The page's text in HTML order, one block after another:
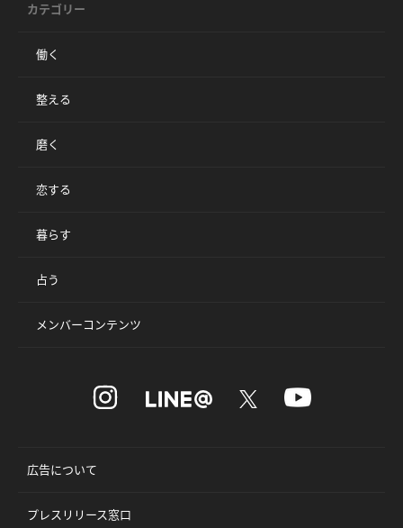
カテゴリー
働く
整える
磨く
恋する
暮らす
占う
メンバーコンテンツ
広告について
プレスリリース窓口